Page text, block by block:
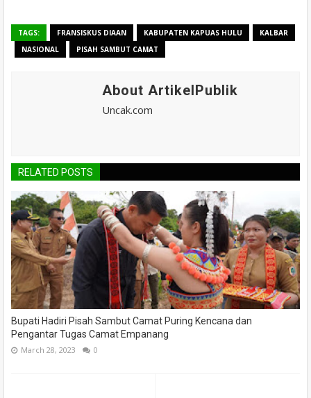
TAGS: FRANSISKUS DIAAN KABUPATEN KAPUAS HULU
KALBAR
NASIONAL
PISAH SAMBUT CAMAT
About ArtikelPublik
Uncak.com
RELATED POSTS
Bupati Hadiri Pisah Sambut Camat Puring Kencana dan
Pengantar Tugas Camat Empanang
March 28, 2023 0